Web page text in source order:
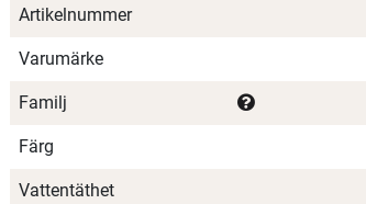
Artikelnummer
Varumärke
Familj
Färg
Vattentäthet